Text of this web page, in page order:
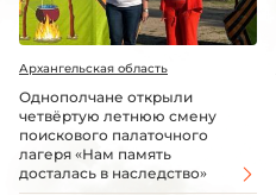
Архангельская область
Однополчане открыли
четвёртую летнюю смену
поискового палаточного
лагеря «Нам память
досталась в наследство»